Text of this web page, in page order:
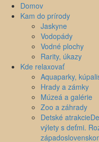
Domov
Kam do prírody
Jaskyne
Vodopády
Vodné plochy
Rarity, úkazy
Kde relaxovať
Aquaparky,
Hrady a zámky
Múzeá a galérie
Zoo a záhrady
Detské atrakcie
výlety s deťmi.